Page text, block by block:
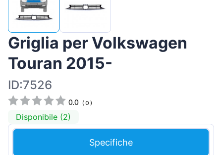
Griglia per Volkswagen
Touran 2015-
ID:7526
0.0 (0 )
Disponibile (2)
Specifiche